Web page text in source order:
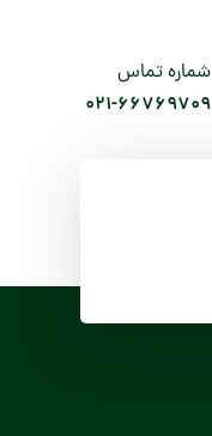
شماره تماس
۰۲۱-66769709